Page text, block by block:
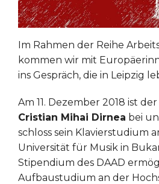
Im Rahmen der Reihe
kommen wir mit
ins Gespräch, die in Leipzig
Am 11. Dezember 2018 ist
Cristian Mihai Dirnea bei
schloss sein Klavierstudium
Universität für Musik in
Stipendium des DAAD
Aufbaustudium an der